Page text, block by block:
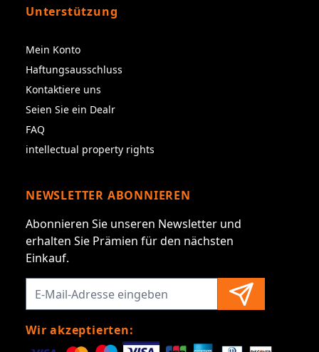
Unterstützung
Mein Konto
Haftungsausschluss
Kontaktiere uns
Seien Sie ein Dealr
FAQ
intellectual property rights
NEWSLETTER ABONNIEREN
Abonnieren Sie unseren Newsletter und
erhalten Sie Prämien für den nächsten
Einkauf.
Wir akzeptierten: